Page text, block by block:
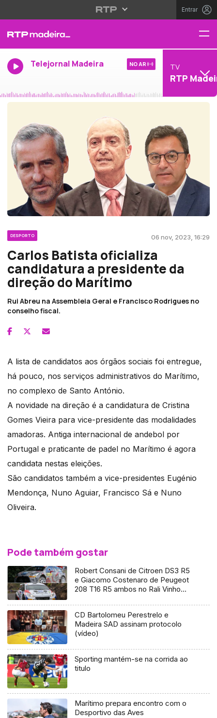
Entrar
Telejornal Madeira NO AR TV
RTP
DESPORTO 06 nov, 2023, 16:29
Carlos Batista oficializa
candidatura a presidente da
direção do Marítimo
Rui Abreu na Assembleia Geral e Francisco Rodrigues no
conselho fiscal.
A lista de candidatos aos órgãos sociais foi entregue,
há pouco, nos serviços administrativos do Marítimo,
no complexo de Santo António.
A novidade na direção é a candidatura de Cristina
Gomes Vieira para vice-presidente das modalidades
amadoras. Antiga internacional de andebol por
Portugal e praticante de padel no Marítimo é agora
candidata nestas eleições.
São candidatos também a vice-presidentes Eugénio
Mendonça, Nuno Aguiar, Francisco Sá e Nuno
Oliveira.
Pode também gostar
Robert Consani de Citroen DS3 R5
e Giacomo Costenaro de Peugeot
208 T16 R5 ambos no Rali Vinho
CD Bartolomeu Perestrelo e
Madeira SAD assinam protocolo
(vídeo)
Sporting mantém-se na corrida ao
titulo
Marítimo prepara encontro com o
Desportivo das Aves